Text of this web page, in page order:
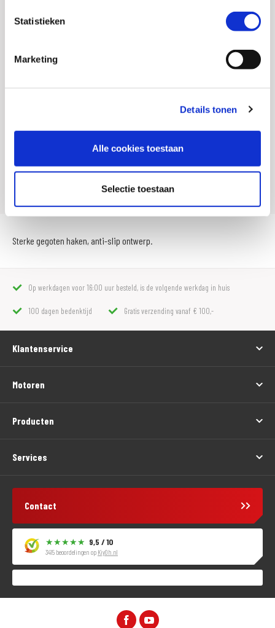
Statistieken
Marketing
Details tonen
Alle cookies toestaan
Selectie toestaan
EAN
SKU
100841
Nee
Leveranciersnummer
Sterke gegoten haken, anti-slip ontwerp.
Op werkdagen voor 16:00 uur besteld, is de volgende werkdag in huis
100 dagen bedenktijd Gratis verzending vanaf € 100,-
Klantenservice
Motoren
Producten
Services
Contact
9,5 / 10
3415 beoordelingen op KiyOh.nl